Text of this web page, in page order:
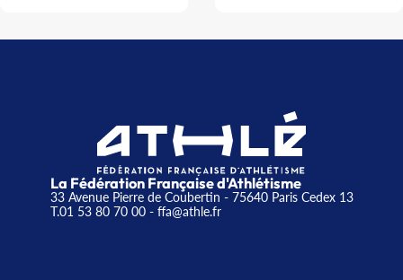
La Fédération Française d'Athlétisme
33 Avenue Pierre de Coubertin - 75640 Paris Cedex 13
T.01 53 80 70 00- ffa@athle.fr